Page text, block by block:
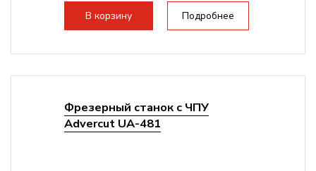
стандартно:Вакуумный стол
Цанговый патрон:ER32
В корзину Подробнее
Фрезерный станок с ЧПУ
Advercut UA-481